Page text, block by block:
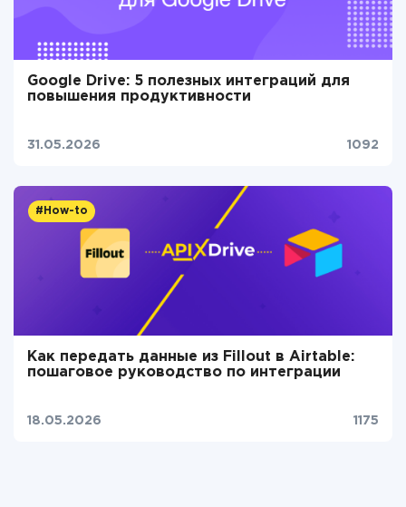
Google Drive: 5 полезных интеграций для
повышения продуктивности
31.05.2026 1092
#How-to
Как передать данные из Fillout в Airtable:
пошаговое руководство по интеграции
18.05.2026 1175